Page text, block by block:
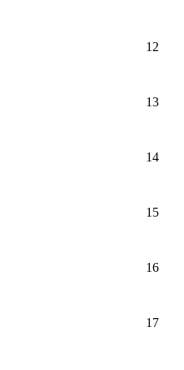
12
13
14
15
16
17